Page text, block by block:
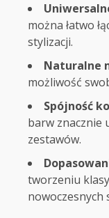
można łatwo
stylizacji.
Naturalne
możliwość
Spójność
barw znacznie
zestawów.
tworzeniu
nowoczesnych